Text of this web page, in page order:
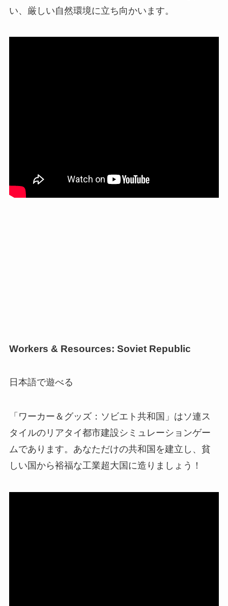
い、厳しい自然環境に立ち向かいます。
Workers & Resources: Soviet Republic
日本語で遊べる
「ワーカー＆グッズ：ソビエト共和国」はソ連ス
タイルのリアタイ都市建設シミュレーションゲー
ムであります。あなただけの共和国を建立し、貧
しい国から裕福な工業超大国に造りましょう！